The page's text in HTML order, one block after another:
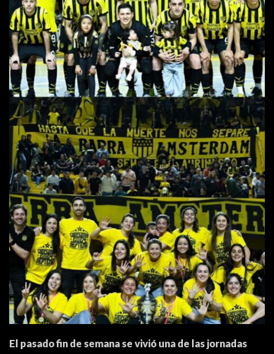
3ERA DIVISIÓN
FORMATIVAS
PARTIDOS
CONTENIDOS
COLUMNAS
ELECCIONES
ENTREVISTAS
TRIBUNA
PYD RADIO
PEÑAS
ENCUESTAS
EDITORIALES
ATLETISMO
HANDBALL
FÚTBOL PLAYA
MÁS DE PYD
HISTORIA
FORO
El pasado fin de semana se vivió una de las jornadas